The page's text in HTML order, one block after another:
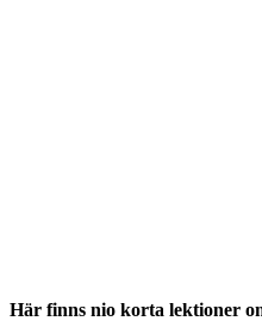
Här finns nio korta lektioner